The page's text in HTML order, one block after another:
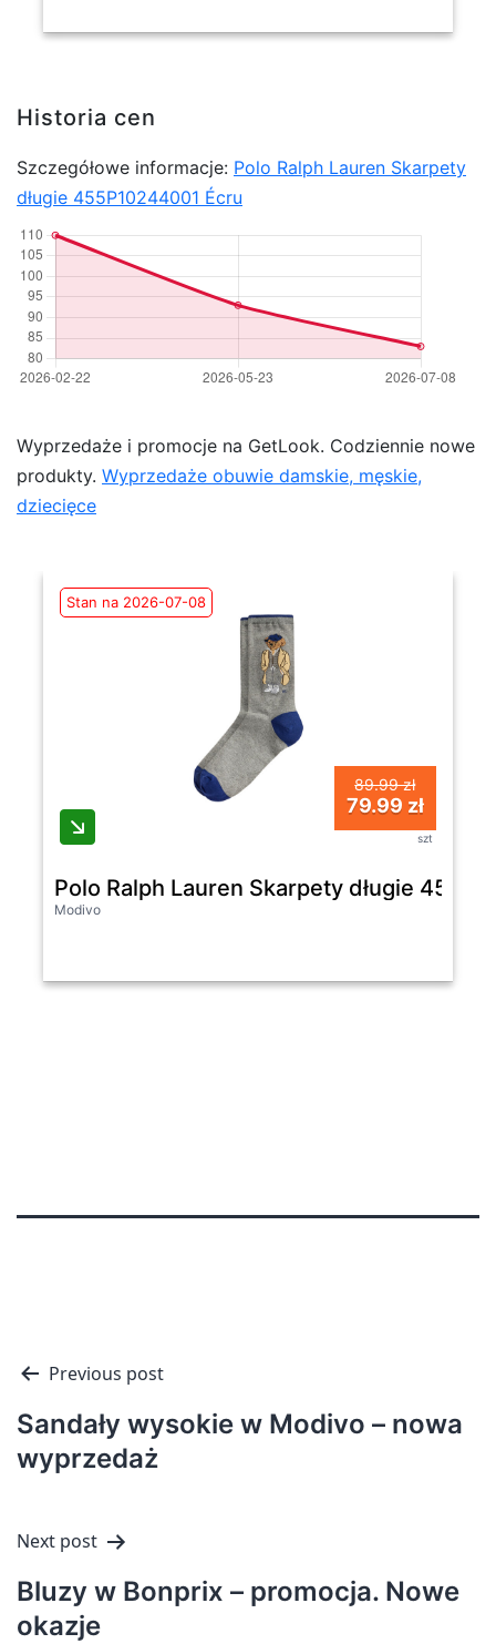
Historia cen
Szczegółowe informacje: Polo Ralph Lauren Skarpety
długie 455P10244001 Écru
Wyprzedaże i promocje na GetLook. Codziennie nowe
produkty. Wyprzedaże obuwie damskie, męskie,
dziecięce
Stan na 2026-07-08
89.99 zł
79.99 zł
szt
Polo Ralph Lauren Skarpety długie
Modivo
Nawigacja
wpisu
Previous post
Sandały wysokie w Modivo – nowa
wyprzedaż
Next post
Bluzy w Bonprix – promocja. Nowe
okazje